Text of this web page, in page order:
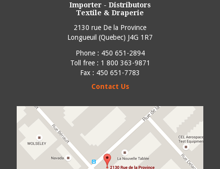
Importer - Distributors
Textile & Draperie
2130 rue De la Province
Longueuil (Quebec) J4G 1R7
Phone : 450 651-2894
Toll free : 1 800 363-9871
Fax : 450 651-7783
Contact Us